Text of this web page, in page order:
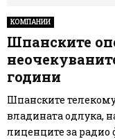
КОМПАНИИ
Шпанските
години
Шпанските
владината одлука,
лиценците за радио